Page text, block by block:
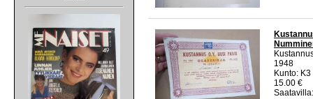
1948
Kunto:
15.00 €